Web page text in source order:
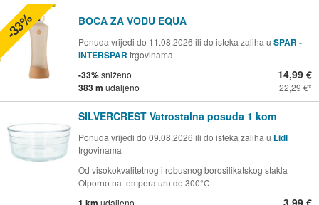
BOCA ZA VODU EQUA
Ponuda vrijedi do 11.08.2026 ili do isteka zaliha u SPAR -
INTERSPAR trgovinama
-33%sniženo
383 m udaljeno
14,99 €
22,29 €
-33%
SILVERCREST Vatrostalna posuda 1 kom
Ponuda vrijedi do 09.08.2026 ili do isteka zaliha u Lidl
trgovinama
Od visokokvalitetnog i robusnog borosilikatskog stakla
Otporno na temperaturu do 300°C